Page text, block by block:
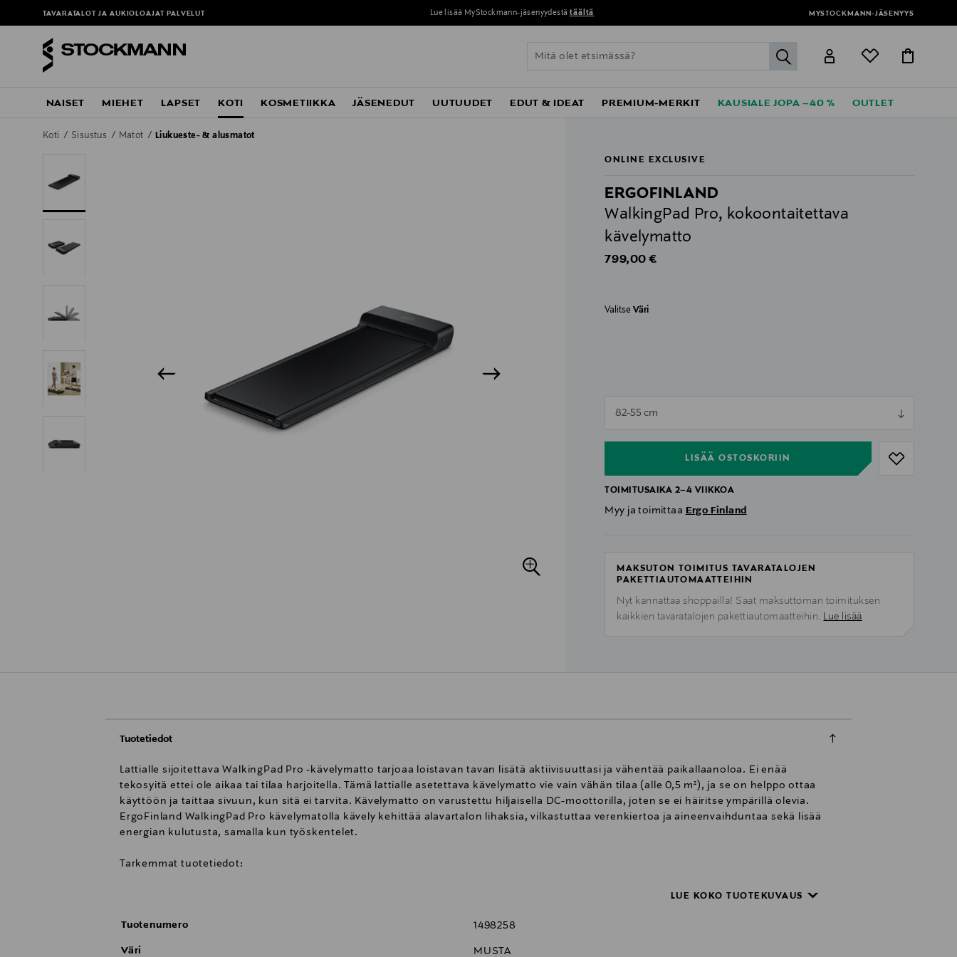
TAVARATALOT JA AUKIOLOAJAT PALVELUT Lue lisää MyStockmann-jäsenyydestä täältä MYSTOCKMANN-JÄSENYYS
label.header.go
NAISET MIEHET LAPSET KOTI KOSMETIIKKA JÄSENEDUT UUTUUDET EDUT & IDEAT PREMIUM-MERKIT KAUSIALE JOPA –40 % OUTLET
Koti Sisustus Matot Liukueste- & alusmatot
ONLINE EXCLUSIVE
ERGOFINLAND
WalkingPad Pro, kokoontaitettava
kävelymatto
Original Price
799,00 €
ValitseVäri
82-55 cm
LISÄÄ OSTOSKORIIN
null
TOIMITUSAIKA 2–4 VIIKKOA
Myy ja toimittaa Ergo Finland
MAKSUTON TOIMITUS TAVARATALOJEN
PAKETTIAUTOMAATTEIHIN
Nyt kannattaa shoppailla! Saat maksuttoman toimituksen
kaikkien tavaratalojen pakettiautomaatteihin. Lue lisää
Tuotetiedot
Lattialle sijoitettava WalkingPad Pro -kävelymatto tarjoaa loistavan tavan lisätä aktiivisuuttasi ja vähentää paikallaanoloa. Ei enää
tekosyitä ettei ole aikaa tai tilaa harjoitella. Tämä lattialle asetettava kävelymatto vie vain vähän tilaa (alle 0,5 m²), ja se on helppo ottaa
käyttöön ja taittaa sivuun, kun sitä ei tarvita. Kävelymatto on varustettu hiljaisella DC-moottorilla, joten se ei häiritse ympärillä olevia.
ErgoFinland WalkingPad Pro kävelymatolla kävely kehittää alavartalon lihaksia, vilkastuttaa verenkiertoa ja aineenvaihduntaa sekä lisää
energian kulutusta, samalla kun työskentelet.
Tarkemmat tuotetiedot:
Väri: musta
LUE KOKO TUOTEKUVAUS
Tuotenumero 1498258
Väri MUSTA